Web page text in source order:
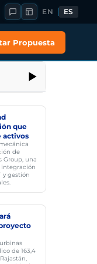
EN ES
Propuesta
que
activos
de
Group, una
integración
y gestión
de 163,4